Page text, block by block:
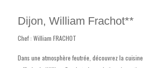
Dijon, William Frachot**
Chef : William FRACHOT
Dans une atmosphère feutrée, découvrez la cuisine